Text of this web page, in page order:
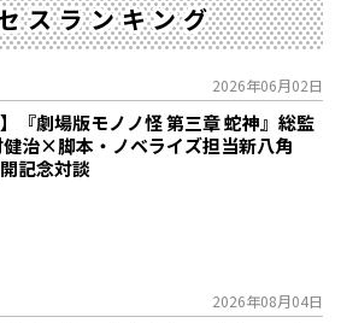
スランキング
2026年06月02日
】『劇場版モノノ怪 第三章 蛇神』総監
健治×脚本・ノベライズ担当新八角
記念対談
2026年08月04日